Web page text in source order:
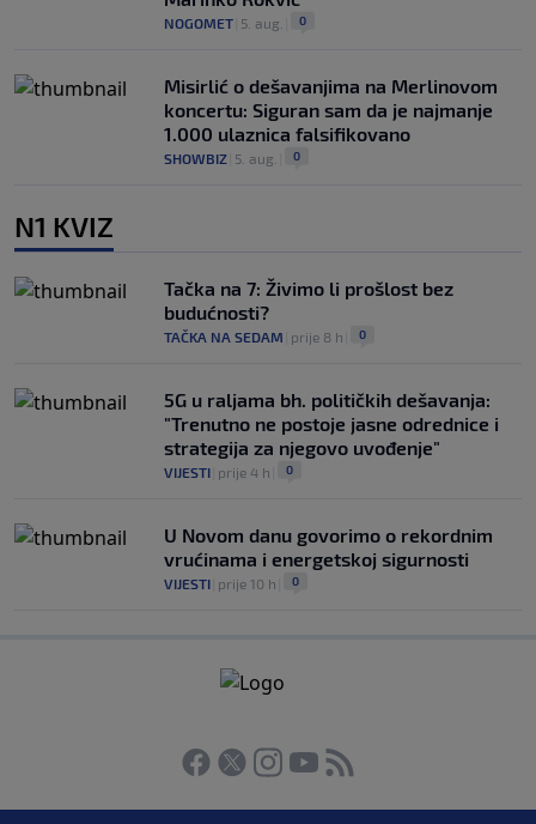
NOGOMET 5. aug. 0
Misirlić o dešavanjima na Merlinovom
koncertu: Siguran sam da je najmanje
1.000 ulaznica falsifikovano
SHOWBIZ 5. aug. 0
N1 KVIZ
Tačka na 7: Živimo li prošlost bez
budućnosti?
TAČKA NA SEDAM prije 8 h 0
5G u raljama bh. političkih dešavanja:
"Trenutno ne postoje jasne odrednice i
strategija za njegovo uvođenje"
VIJESTI prije 4 h 0
U Novom danu govorimo o rekordnim
vrućinama i energetskoj sigurnosti
VIJESTI prije 10 h 0